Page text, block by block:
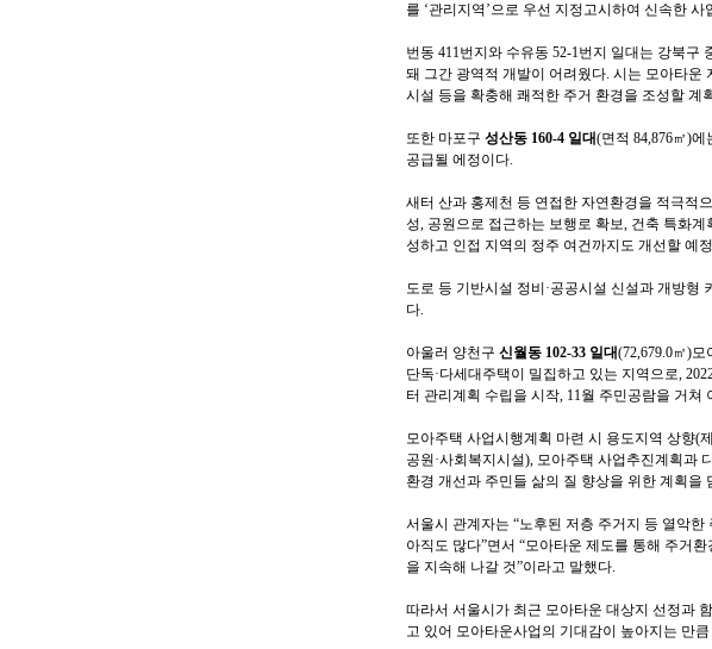
를 ‘관리지역’으로 우선 지정고시하여 신속한
번동 411번지와 수유동 52-1번지 일대는 강북구
돼 그간 광역적 개발이 어려웠다. 시는 모아타
시설 등을 확충해 쾌적한 주거 환경을 조성할 계
또한 마포구 성산동 160-4 일대(면적 84,876㎡)에
공급될 에정이다.
새터 산과 홍제천 등 연접한 자연환경을 적극적
성, 공원으로 접근하는 보행로 확보, 건축 특화
성하고 인접 지역의 정주 여건까지도 개선할 예
도로 등 기반시설 정비·공공시설 신설과 개방형
다.
아울러 양천구 신월동 102-33 일대(72,679.0㎡)모
단독·다세대주택이 밀집하고 있는 지역으로,
터 관리계획 수립을 시작, 11월 주민공람을 거
모아주택 사업시행계획 마련 시 용도지역 상향
공원·사회복지시설), 모아주택 사업추진계획과
환경 개선과 주민들 삶의 질 향상을 위한 계획을
서울시 관계자는 “노후된 저층 주거지 등 열악
아직도 많다”면서 “모아타운 제도를 통해 주거
을 지속해 나갈 것”이라고 말했다.
따라서 서울시가 최근 모아타운 대상지 선정과
고 있어 모아타운사업의 기대감이 높아지는 만